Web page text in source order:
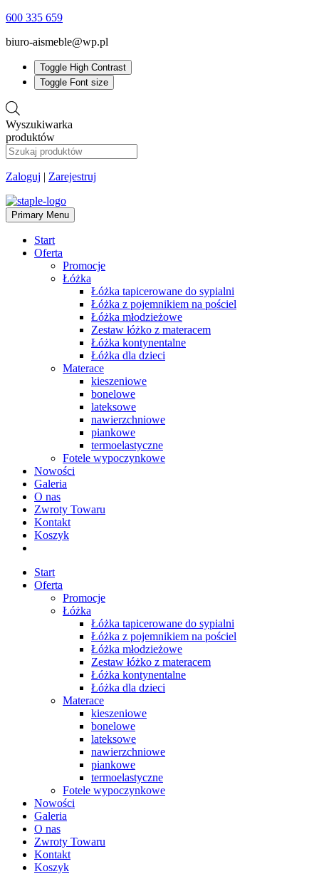
600 335 659
biuro-aismeble@wp.pl
Toggle High Contrast
Toggle Font size
Wyszukiwarka
produktów
Zaloguj | Zarejestruj
Primary Menu
Start
Oferta
Promocje
Łóżka
Łóżka tapicerowane do sypialni
Łóżka z pojemnikiem na pościel
Łóżka młodzieżowe
Zestaw łóżko z materacem
Łóżka kontynentalne
Łóżka dla dzieci
Materace
kieszeniowe
bonelowe
lateksowe
nawierzchniowe
piankowe
termoelastyczne
Fotele wypoczynkowe
Nowości
Galeria
O nas
Zwroty Towaru
Kontakt
Koszyk
Start
Oferta
Promocje
Łóżka
Łóżka tapicerowane do sypialni
Łóżka z pojemnikiem na pościel
Łóżka młodzieżowe
Zestaw łóżko z materacem
Łóżka kontynentalne
Łóżka dla dzieci
Materace
kieszeniowe
bonelowe
lateksowe
nawierzchniowe
piankowe
termoelastyczne
Fotele wypoczynkowe
Nowości
Galeria
O nas
Zwroty Towaru
Kontakt
Koszyk